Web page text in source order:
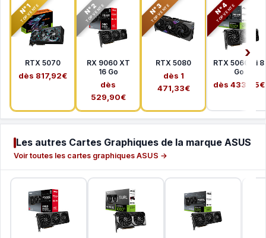
N°1
TOP VENTE
RTX 5070
dès 817,92€
N°2
TOP VENTE
RX 9060 XT
16 Go
dès
529,90€
N°3
TOP VENTE
RTX 5080
dès 1
471,33€
N°4
TOP VENTE
RTX 5060 Ti 8
Go
dès 433,65€
Les autres Cartes Graphiques de la marque ASUS
Voir toutes les cartes graphiques ASUS →